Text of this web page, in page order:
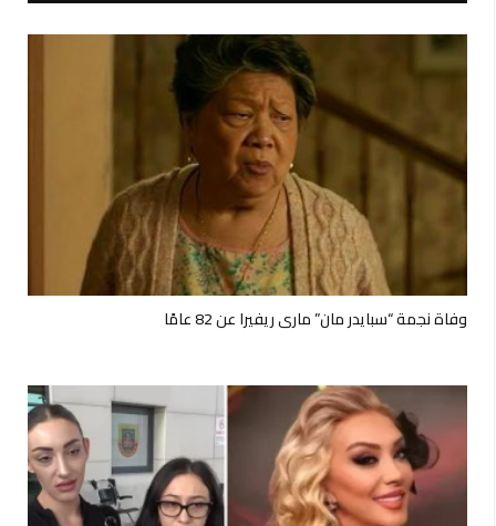
وفاة نجمة “سبايدر مان” ماري ريفيرا عن 82 عامًا